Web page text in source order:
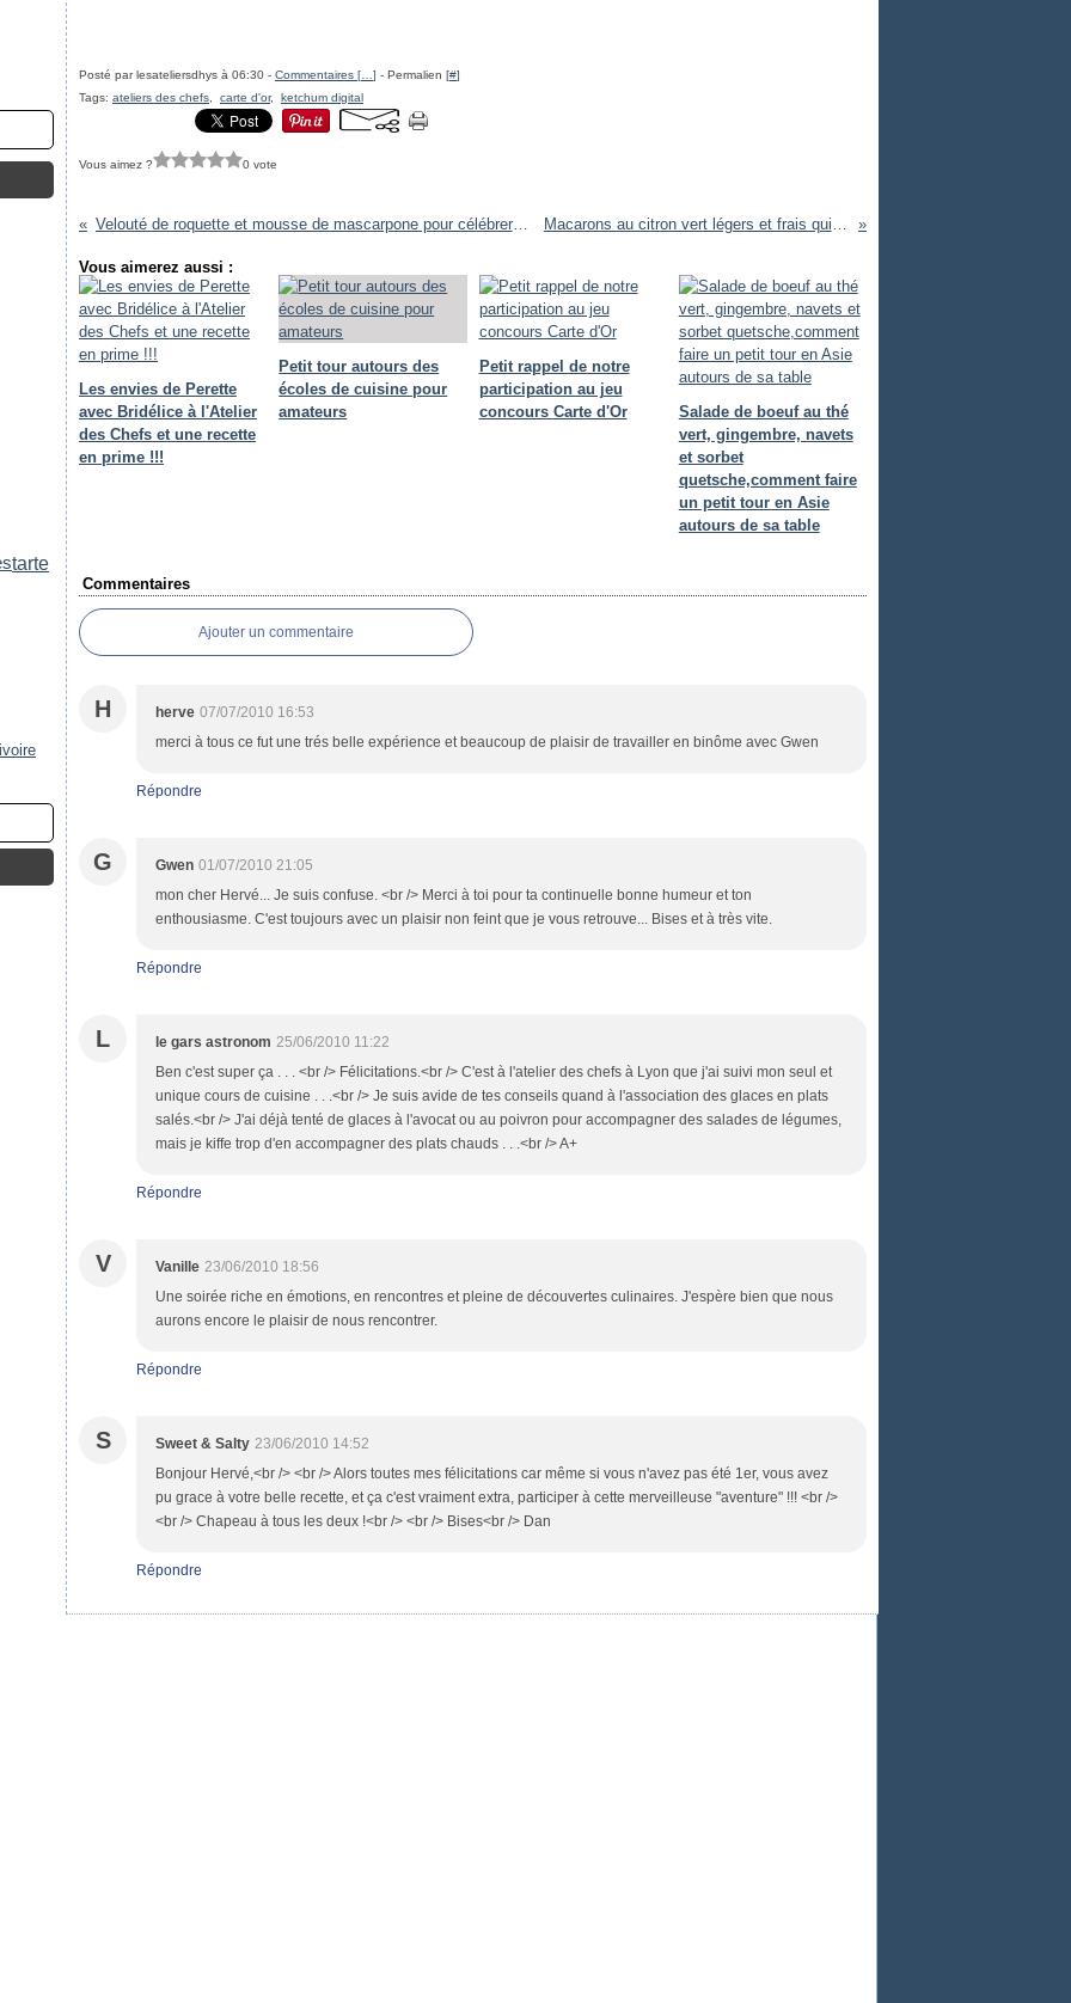
tarte
Posté par lesateliersdhys à 06:30 - Commentaires [ ] - Permalien [#]
Tags: ateliers des chefs carte d'or, ketchum digital
Vous aimez ? 0 vote
Velouté de roquette et mousse de mascarpone pour célébrer l'entrée de l'été !! Macarons au citron vert légers et frais qui veut goûter ?
Vous aimerez aussi :
Les envies de Perette
avec Bridélice à l'Atelier
des Chefs et une recette
en prime !!!
Petit tour autours des
écoles de cuisine pour
amateurs
Petit rappel de notre
participation au jeu
concours Carte d'Or
Salade de boeuf au thé
vert, gingembre, navets
et sorbet
quetsche,comment faire
un petit tour en Asie
autours de sa table
Commentaires
Ajouter un commentaire
H herve 07/07/2010 16:53
merci à tous ce fut une trés belle expérience et beaucoup de plaisir de travailler en binôme avec Gwen
Répondre
G Gwen 01/07/2010 21:05
mon cher Hervé... Je suis confuse. <br /> Merci à toi pour ta continuelle bonne humeur et ton
enthousiasme. C'est toujours avec un plaisir non feint que je vous retrouve... Bises et à très vite.
Répondre
L le gars astronom 25/06/2010 11:22
Ben c'est super ça . . . <br /> Félicitations.<br /> C'est à l'atelier des chefs à Lyon que j'ai suivi mon seul et
unique cours de cuisine . . .<br /> Je suis avide de tes conseils quand à l'association des glaces en plats
salés.<br /> J'ai déjà tenté de glaces à l'avocat ou au poivron pour accompagner des salades de légumes,
mais je kiffe trop d'en accompagner des plats chauds . . .<br /> A+
Répondre
V Vanille 23/06/2010 18:56
Une soirée riche en émotions, en rencontres et pleine de découvertes culinaires. J'espère bien que nous
aurons encore le plaisir de nous rencontrer.
Répondre
S Sweet & Salty 23/06/2010 14:52
Bonjour Hervé,<br /> <br /> Alors toutes mes félicitations car même si vous n'avez pas été 1er, vous avez
pu grace à votre belle recette, et ça c'est vraiment extra, participer à cette merveilleuse "aventure" !!! <br />
<br /> Chapeau à tous les deux !<br /> <br /> Bises<br /> Dan
Répondre